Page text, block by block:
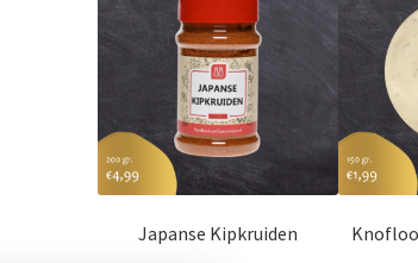
Japanse Kipkruiden